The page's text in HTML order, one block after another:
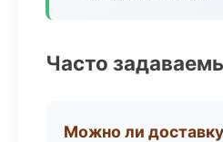
Часто
Можно ли